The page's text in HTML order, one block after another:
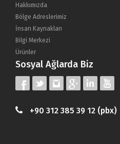
Hakkımızda
Bölge Adreslerimiz
İnsan Kaynakları
Bilgi Merkezi
Ürünler
Sosyal Ağlarda Biz
+90 312 385 39 12 (pbx)